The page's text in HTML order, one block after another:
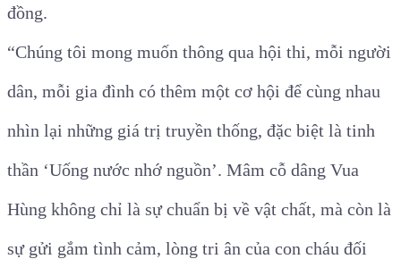
đồng.
“Chúng tôi mong muốn thông qua hội thi, mỗi người
dân, mỗi gia đình có thêm một cơ hội để cùng nhau
nhìn lại những giá trị truyền thống, đặc biệt là tinh
thần ‘Uống nước nhớ nguồn’. Mâm cỗ dâng Vua
Hùng không chỉ là sự chuẩn bị về vật chất, mà còn là
sự gửi gắm tình cảm, lòng tri ân của con cháu đối